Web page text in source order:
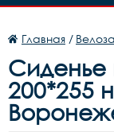
Главная /
Сиденье
200*255